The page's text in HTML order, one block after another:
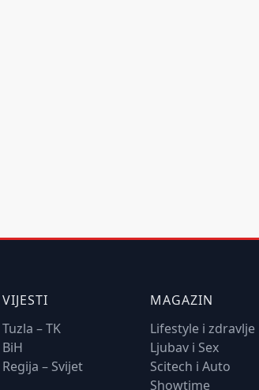
VIJESTI
Tuzla – TK
BiH
Regija – Svijet
MAGAZIN
Lifestyle i zdravlje
Ljubav i Sex
Scitech i Auto
Showtime